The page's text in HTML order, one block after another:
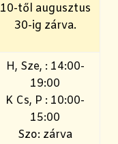
10-től augusztus
30-ig zárva.
H, Sze, : 14:00-
19:00
K Cs, P : 10:00-
15:00
Szo: zárva